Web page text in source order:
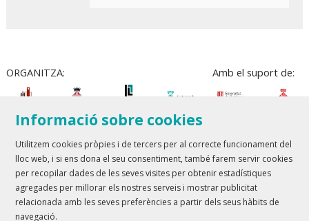
ORGANITZA: Amb el suport de:
Teatre Lloret de Mar| T 972 361 835
Teatre de Blanes| T 972 358 473
Sitemap Avís Legal
Informació sobre cookies
Utilitzem cookies pròpies i de tercers per al correcte funcionament del
lloc web, i si ens dona el seu consentiment, també farem servir cookies
per recopilar dades de les seves visites per obtenir estadístiques
agregades per millorar els nostres serveis i mostrar publicitat
relacionada amb les seves preferències a partir dels seus hàbits de
navegació.